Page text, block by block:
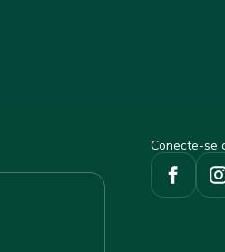
Conecte-se